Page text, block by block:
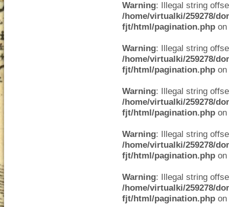
Warning: Illegal string
/home/virtualki/259278/
fjt/html/pagination.php
Warning: Illegal string
/home/virtualki/259278/
fjt/html/pagination.php
Warning: Illegal string
/home/virtualki/259278/
fjt/html/pagination.php
Warning: Illegal string
/home/virtualki/259278/
fjt/html/pagination.php
Warning: Illegal string
/home/virtualki/259278/
fjt/html/pagination.php